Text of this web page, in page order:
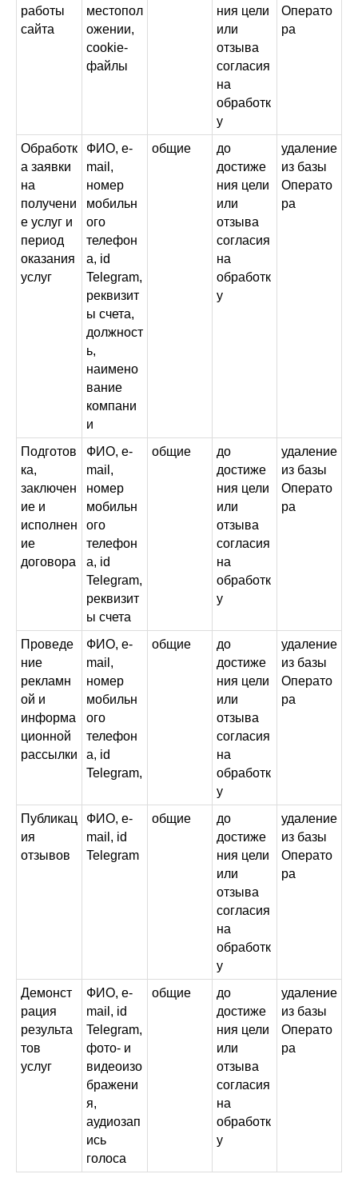
работы
сайта
местопол
ожении,
cookie-
файлы
ния цели
или
отзыва
согласия
на
обработк
у
Операто
ра
Обработк
а заявки
на
получени
е услуг и
период
оказания
услуг
ФИО, e-
mail,
номер
мобильн
ого
телефон
а, id
Telegram,
реквизит
ы счета,
должност
ь,
наимено
вание
компани
и
общие
до
достиже
ния цели
или
отзыва
согласия
на
обработк
у
удаление
из базы
Операто
ра
Подготов
ка,
заключен
ие и
исполнен
ие
договора
ФИО, e-
mail,
номер
мобильн
ого
телефон
а, id
Telegram,
реквизит
ы счета
общие
до
достиже
ния цели
или
отзыва
согласия
на
обработк
у
удаление
из базы
Операто
ра
Проведе
ние
рекламн
ой и
информа
ционной
рассылки
ФИО, e-
mail,
номер
мобильн
ого
телефон
а, id
Telegram,
общие
до
достиже
ния цели
или
отзыва
согласия
на
обработк
у
удаление
из базы
Операто
ра
Публикац
ия
отзывов
ФИО, e-
mail, id
Telegram
общие
до
достиже
ния цели
или
отзыва
согласия
на
обработк
у
удаление
из базы
Операто
ра
Демонст
рация
результа
тов
услуг
ФИО, e-
mail, id
Telegram,
фото- и
видеоизо
бражени
я,
аудиозап
ись
голоса
общие
до
достиже
ния цели
или
отзыва
согласия
на
обработк
у
удаление
из базы
Операто
ра